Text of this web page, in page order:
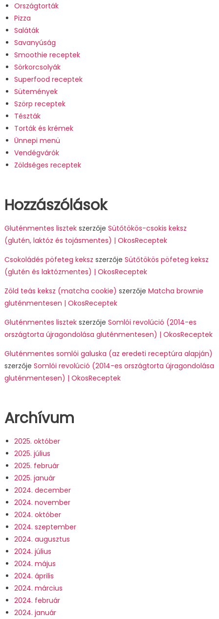
Országtorták
Pizza
Saláták
Savanyúság
Smoothie receptek
Sörkorcsolyák
Superfood receptek
Sütemények
Szörp receptek
Tészták
Torták és krémek
Ünnepi menü
Vendégvárók
Zöldséges receptek
Hozzászólások
Gluténmentes lisztekszerzője Sütőtökös-csokis keksz
(glutén, laktóz és tojásmentes) | OkosReceptek
Csokoládés pöfeteg keksz szerzője Sütőtökös pöfeteg keksz
(glutén és laktózmentes) | OkosReceptek
Zöld teás keksz (matcha cookie) szerzője Matcha brownie
gluténmentesen | OkosReceptek
Gluténmentes lisztekszerzője Somlói revolúció (2014-es
országtorta újragondolása gluténmentesen) | OkosReceptek
Gluténmentes somlói galuska (az eredeti receptúra alapján)
szerzője Somlói revolúció (2014-es országtorta újragondolása
gluténmentesen) | OkosReceptek
Archívum
2025. október
2025. július
2025. február
2025. január
2024. december
2024. november
2024. október
2024. szeptember
2024. augusztus
2024. július
2024. május
2024. április
2024. március
2024. február
2024. január